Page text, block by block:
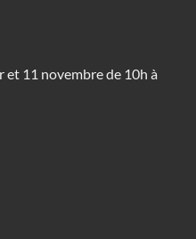
11 novembre de 10h à